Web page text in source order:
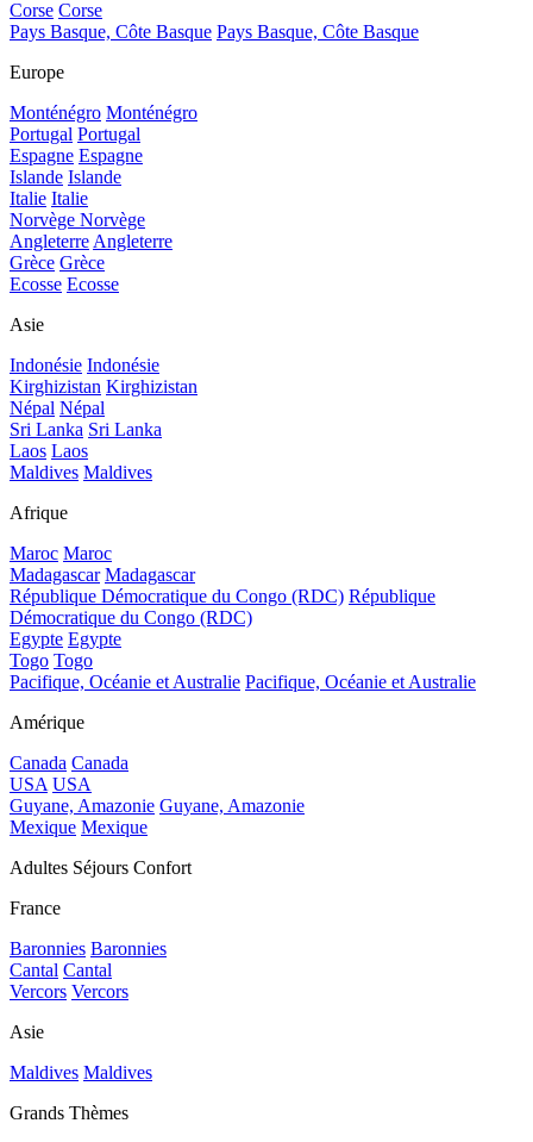
Corse Corse
Pays Basque, Côte Basque Pays Basque, Côte Basque
Europe
Monténégro Monténégro
Portugal Portugal
Espagne Espagne
Islande Islande
Italie Italie
Norvège Norvège
AngleterreAngleterre
Grèce Grèce
Ecosse Ecosse
Asie
Indonésie Indonésie
Kirghizistan Kirghizistan
Népal Népal
Sri Lanka Sri Lanka
Laos Laos
Maldives Maldives
Afrique
Maroc Maroc
Madagascar Madagascar
République Démocratique du Congo (RDC) République
Démocratique du Congo (RDC)
Egypte Egypte
Togo Togo
Pacifique, Océanie et Australie Pacifique, Océanie et Australie
Amérique
Canada Canada
USA USA
Guyane, Amazonie Guyane, Amazonie
Mexique Mexique
Adultes Séjours Confort
France
Baronnies Baronnies
Cantal Cantal
Vercors Vercors
Asie
Maldives Maldives
Grands Thèmes